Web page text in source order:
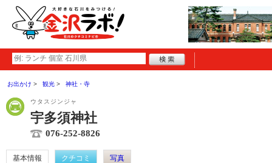
お出かけ 観光 神社・寺
ウタスジンジャ
宇多須神社
076-252-8826
基本情報 クチコミ
写真